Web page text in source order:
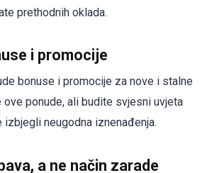
prethodnih oklada.
i promocije
bonuse i promocije za nove i stalne
ponude, ali budite svjesni uvjeta
neugodna iznenađenja.
a ne način zarade